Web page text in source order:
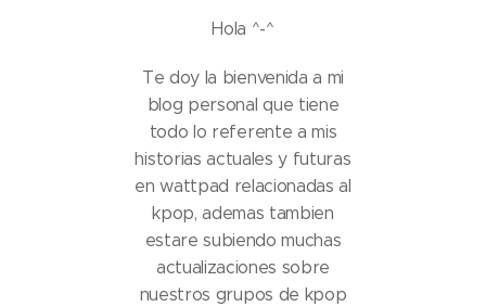
Hola ^-^
Te doy la bienvenida a mi
blog personal que tiene
todo lo referente a mis
historias actuales y futuras
en wattpad relacionadas al
kpop, ademas tambien
estare subiendo muchas
actualizaciones sobre
nuestros grupos de kpop